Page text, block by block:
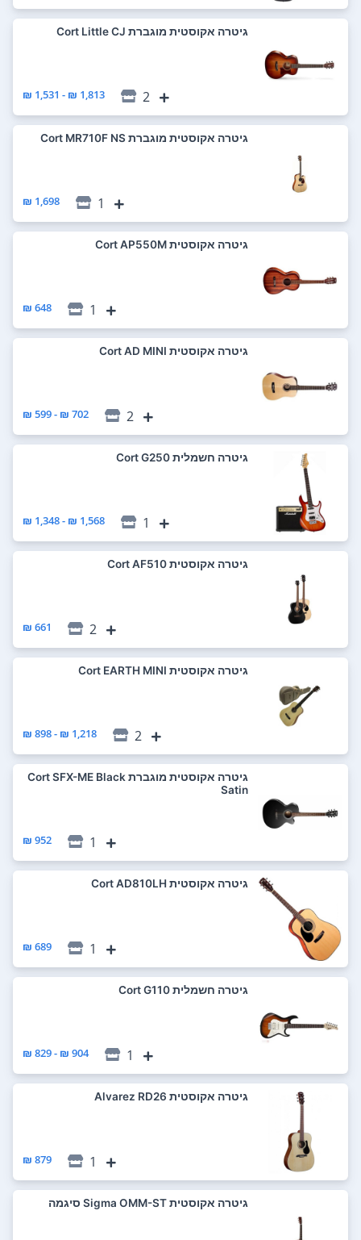
‏גיטרה אקוסטית מוגברת Cort Little CJ
2
1,813 ₪ - 1,531 ₪
‏גיטרה אקוסטית מוגברת Cort MR710F NS
1
1,698 ₪
‏גיטרה אקוסטית Cort AP550M
1
648 ₪
‏גיטרה אקוסטית Cort AD MINI
2
702 ₪ - 599 ₪
‏גיטרה חשמלית Cort G250
1
1,568 ₪ - 1,348 ₪
‏גיטרה אקוסטית Cort AF510
2
661 ₪
‏גיטרה אקוסטית Cort EARTH MINI
2
1,218 ₪ - 898 ₪
‏גיטרה אקוסטית מוגברת Cort SFX-ME Black
Satin
1
952 ₪
‏גיטרה אקוסטית Cort AD810LH
1
689 ₪
‏גיטרה חשמלית Cort G110
1
904 ₪ - 829 ₪
‏גיטרה אקוסטית Alvarez RD26
1
879 ₪
‏גיטרה אקוסטית Sigma OMM-ST סיגמה